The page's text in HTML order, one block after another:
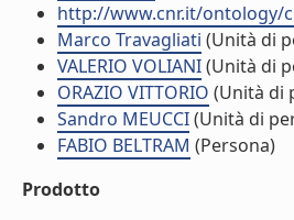
http://www.cnr.it/ontology/
Marco Travagliati (Unità di
VALERIO VOLIANI(Unità di
ORAZIO VITTORIO (Unità di
Sandro MEUCCI(Unità di
FABIO BELTRAM (Persona)
Prodotto